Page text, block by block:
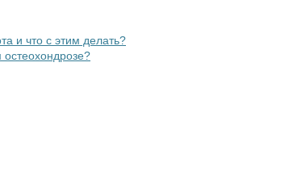
и что с этим делать?